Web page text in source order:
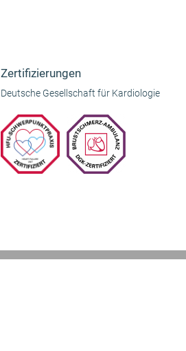
Zertifizierungen
Deutsche Gesellschaft für Kardiologie